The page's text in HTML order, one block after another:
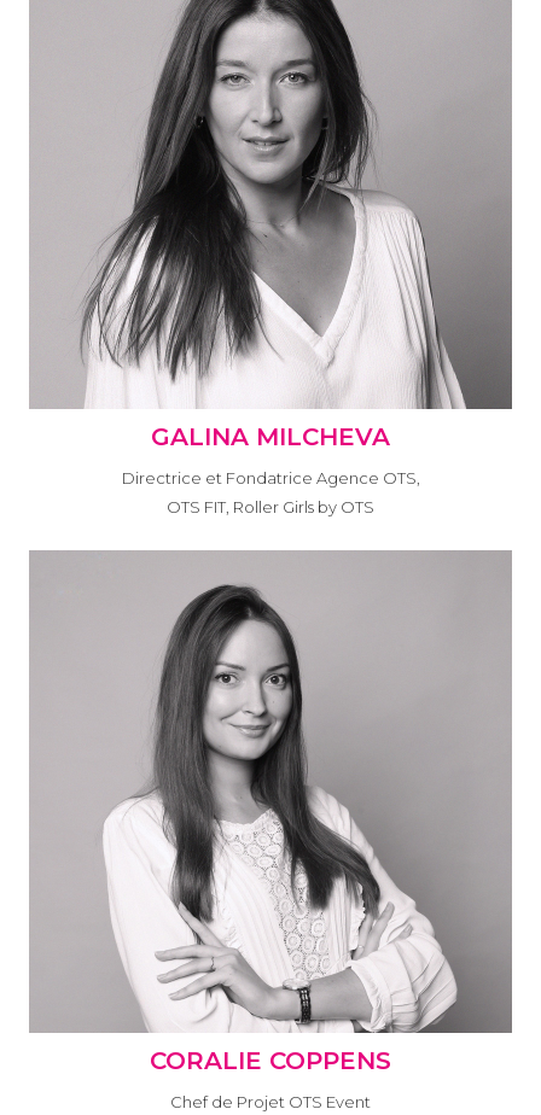
GALINA MILCHEVA
Directrice et Fondatrice Agence OTS,
OTS FIT, Roller Girls by OTS
CORALIE COPPENS
Chef de Projet OTS Event